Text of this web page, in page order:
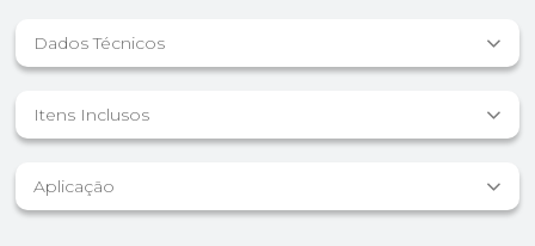
Dados Técnicos
Itens Inclusos
Aplicação